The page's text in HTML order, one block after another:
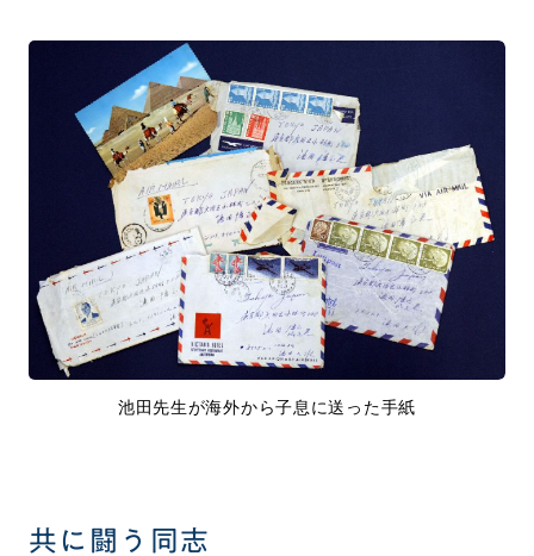
池田先生が海外から子息に送った手紙
共に闘う同志